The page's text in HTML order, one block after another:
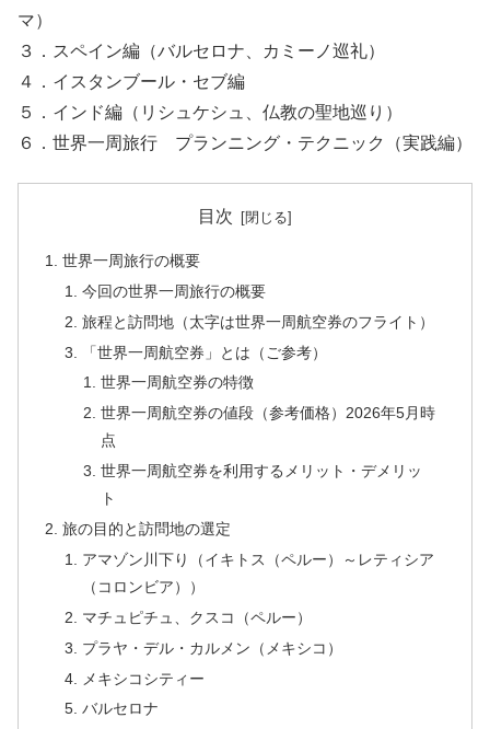
マ）
３．スペイン編（バルセロナ、カミーノ巡礼）
４．イスタンブール・セブ編
５．インド編（リシュケシュ、仏教の聖地巡り）
６．世界一周旅行 プランニング・テクニック（実践編）
目次
世界一周旅行の概要
今回の世界一周旅行の概要
旅程と訪問地（太字は世界一周航空券のフライト）
「世界一周航空券」とは（ご参考）
世界一周航空券の特徴
世界一周航空券の値段（参考価格）2026年5月時
点
世界一周航空券を利用するメリット・デメリッ
ト
旅の目的と訪問地の選定
アマゾン川下り（イキトス（ペルー）～レティシア
（コロンビア））
マチュピチュ、クスコ（ペルー）
プラヤ・デル・カルメン（メキシコ）
メキシコシティー
バルセロナ